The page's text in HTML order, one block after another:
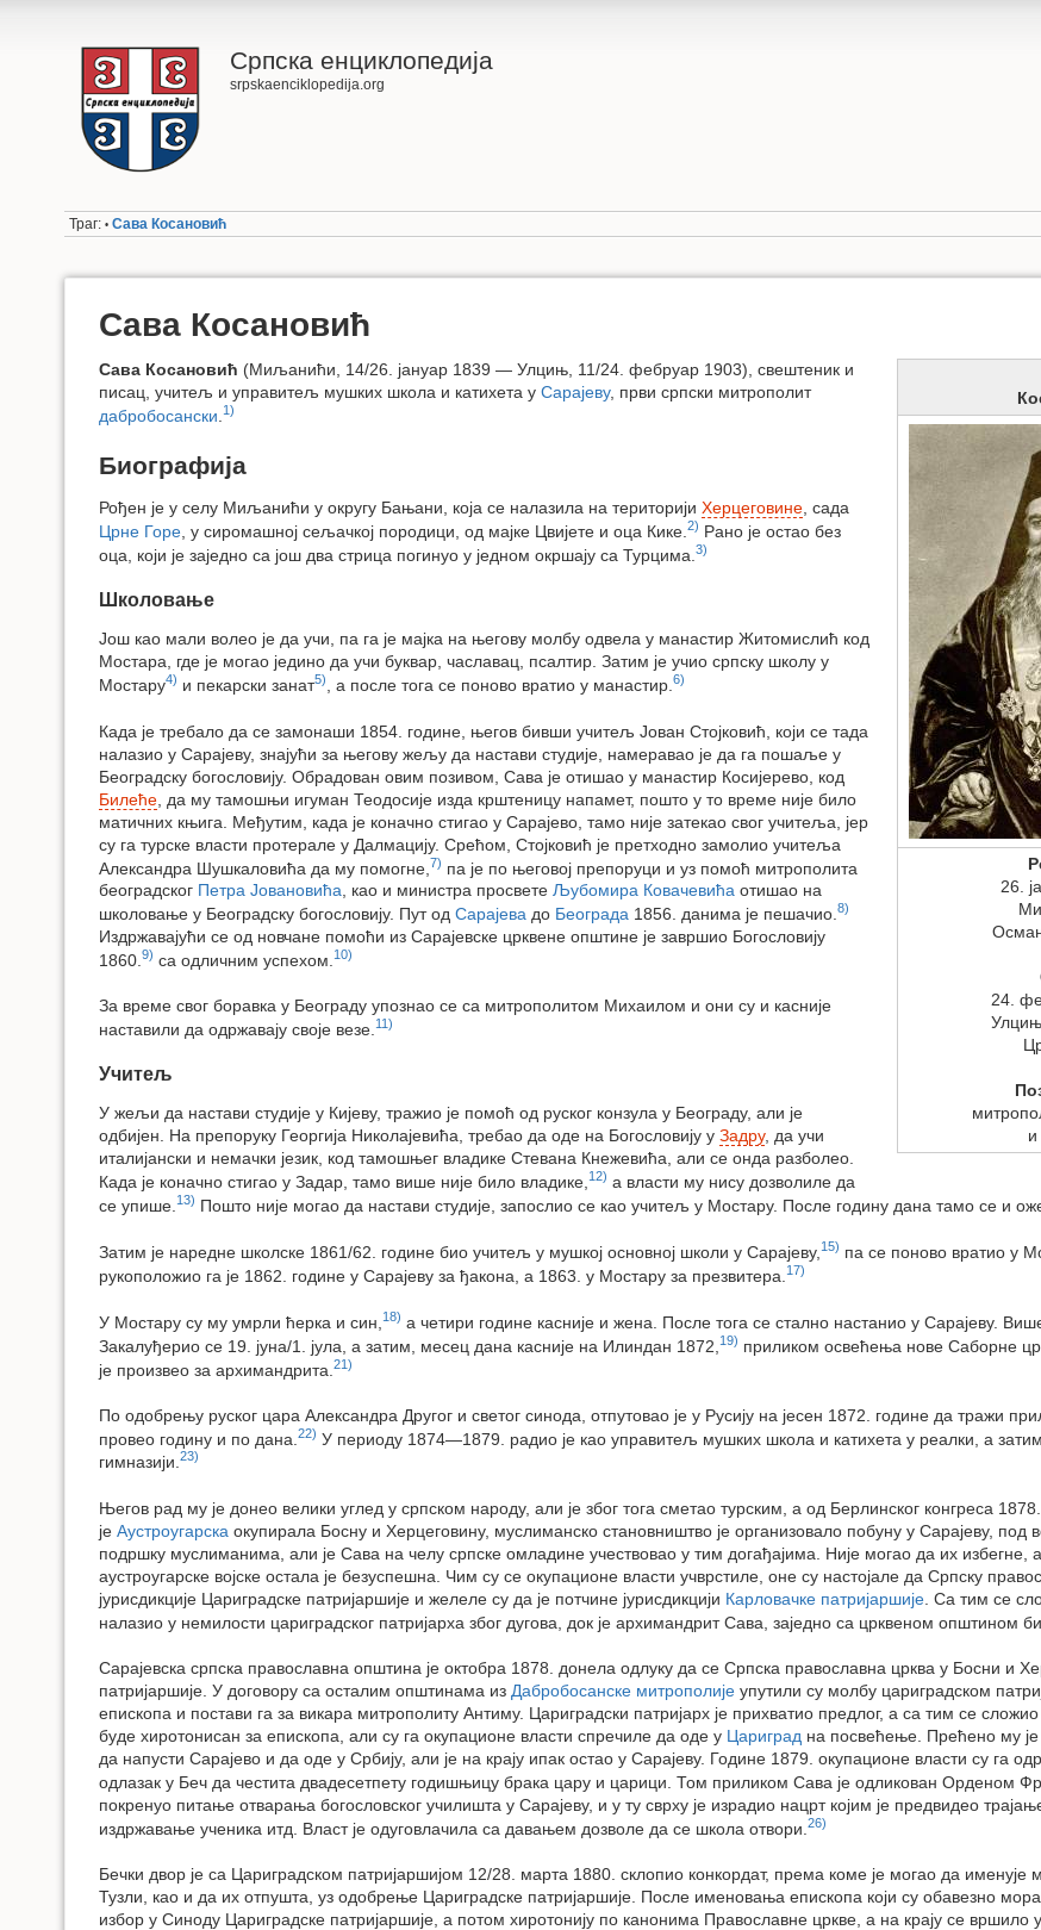
Српска енциклопедија
srpskaenciklopedija.org
Траг: • Сава Косановић
Сава Косановић
26.
24.
Сава Косановић (Миљанићи, 14/26. јануар 1839 — Улцињ, 11/24. фебруар 1903), свештеник и
писац, учитељ и управитељ мушких школа и катихета у Сарајеву, први српски митрополит
дабробосански 1)
Биографија
Рођен је у селу Миљанићи у округу Бањани, која се налазила на територији Херцеговине, сада
Црне Горе , у сиромашној сељачкој породици, од мајке Цвијете и оца Кике. 2) Рано је остао без
оца, који је заједно са још два стрица погинуо у једном окршају са Турцима. 3)
Школовање
Још као мали волео је да учи, па га је мајка на његову молбу одвела у манастир Житомислић код
Мостара, где је могао једино да учи буквар, чаславац, псалтир. Затим је учио српску школу у
Мостару4) и пекарски занат5) , а после тога се поново вратио у манастир. 6)
Када је требало да се замонаши 1854. године, његов бивши учитељ Јован Стојковић, који се тада
налазио у Сарајеву, знајући за његову жељу да настави студије, намеравао је да га пошаље у
Београдску богословију. Обрадован овим позивом, Сава је отишао у манастир Косијерево, код
Билеће , да му тамошњи игуман Теодосије изда крштеницу напамет, пошто у то време није било
матичних књига. Међутим, када је коначно стигао у Сарајево, тамо није затекао свог учитеља, јер
су га турске власти протерале у Далмацију. Срећом, Стојковић је претходно замолио учитеља
Александра Шушкаловића да му помогне, 7) па је по његовој препоруци и уз помоћ митрополита
београдског Петра Јовановића, као и министра просвете Љубомира Ковачевића отишао на
школовање у Београдску богословију. Пут од Сарајева до Београда 1856. данима је пешачио. 8)
Издржавајући се од новчане помоћи из Сарајевске црквене општине је завршио Богословију
1860. 9) са одличним успехом. 10)
За време свог боравка у Београду упознао се са митрополитом Михаилом и они су и касније
наставили да одржавају своје везе. 11)
Учитељ
У жељи да настави студије у Кијеву, тражио је помоћ од руског конзула у Београду, али је
одбијен. На препоруку Георгија Николајевића, требао да оде на Богословију у Задру, да учи
италијански и немачки језик, код тамошњег владике Стевана Кнежевића, али се онда разболео.
Када је коначно стигао у Задар, тамо више није било владике, 12) а власти му нису дозволиле да
се упише. 13) Пошто није могао да настави студије, запослио се као учитељ у Мостару. После годину дана тамо се и
Затим је наредне школске 1861/62. године био учитељ у мушкој основној школи у Сарајеву, 15) па се поново вратио у
рукоположио га је 1862. године у Сарајеву за ђакона, а 1863. у Мостару за презвитера. 17)
У Мостару су му умрли ћерка и син, 18) а четири године касније и жена. После тога се стално настанио у Сарајеву.
Закалуђерио се 19. јуна/1. јула, а затим, месец дана касније на Илиндан 1872, 19) приликом освећења нове Саборне
је произвео за архимандрита. 21)
По одобрењу руског цара Александра Другог и светог синода, отпутовао је у Русију на јесен 1872. године да тражи
провео годину и по дана. 22) У периоду 1874—1879. радио је као управитељ мушких школа и катихета у реалки, а
гимназији. 23)
Његов рад му је донео велики углед у српском народу, али је због тога сметао турским, а од Берлинског конгреса
је Аустроугарска окупирала Босну и Херцеговину, муслиманско становништво је организовало побуну у Сарајеву, под
подршку муслиманима, али је Сава на челу српске омладине учествовао у тим догађајима. Није могао да их
аустроугарске војске остала је безуспешна. Чим су се окупационе власти учврстиле, оне су настојале да Српску
јурисдикције Цариградске патријаршије и желеле су да је потчине јурисдикцији Карловачке патријаршије . Са тим се
налазио у немилости цариградског патријарха због дугова, док је архимандрит Сава, заједно са црквеном општином
Сарајевска српска православна општина је октобра 1878. донела одлуку да се Српска православна црква у Босни и
патријаршије. У договору са осталим општинама из Дабробосанске митрополије упутили су молбу цариградском
епископа и постави га за викара митрополиту Антиму. Цариградски патријарх је прихватио предлог, а са тим се
буде хиротонисан за епископа, али су га окупационе власти спречиле да оде у Цариград на посвећење. Прећено му је
да напусти Сарајево и да оде у Србију, али је на крају ипак остао у Сарајеву. Године 1879. окупационе власти су га
одлазак у Беч да честита двадесетпету годишњицу брака цару и царици. Том приликом Сава је одликован Орденом
покренуо питање отварања богословског училишта у Сарајеву, и у ту сврху је израдио нацрт којим је предвидео
издржавање ученика итд. Власт је одуговлачила са давањем дозволе да се школа отвори. 26)
Бечки двор је са Цариградском патријаршијом 12/28. марта 1880. склопио конкордат, према коме је могао да
Тузли, као и да их отпушта, уз одобрење Цариградске патријаршије. После именовања епископа који су обавезно
избор у Синоду Цариградске патријаршије, а потом хиротонију по канонима Православне цркве, а на крају се вршило